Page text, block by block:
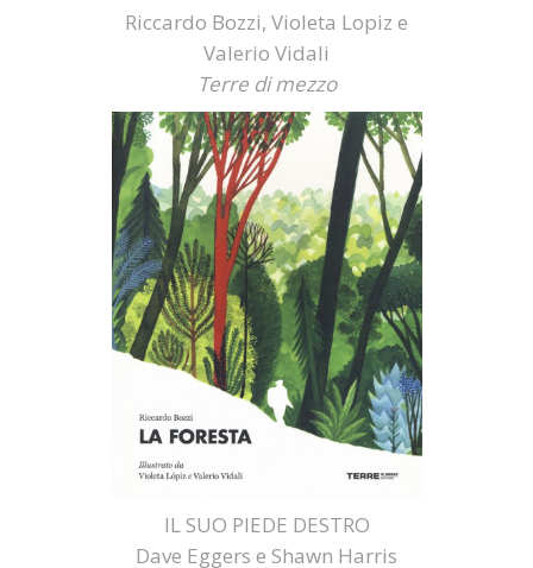
Riccardo Bozzi, Violeta Lopiz e
Valerio Vidali
Terre di mezzo
IL SUO PIEDE DESTRO
Dave Eggers e Shawn Harris